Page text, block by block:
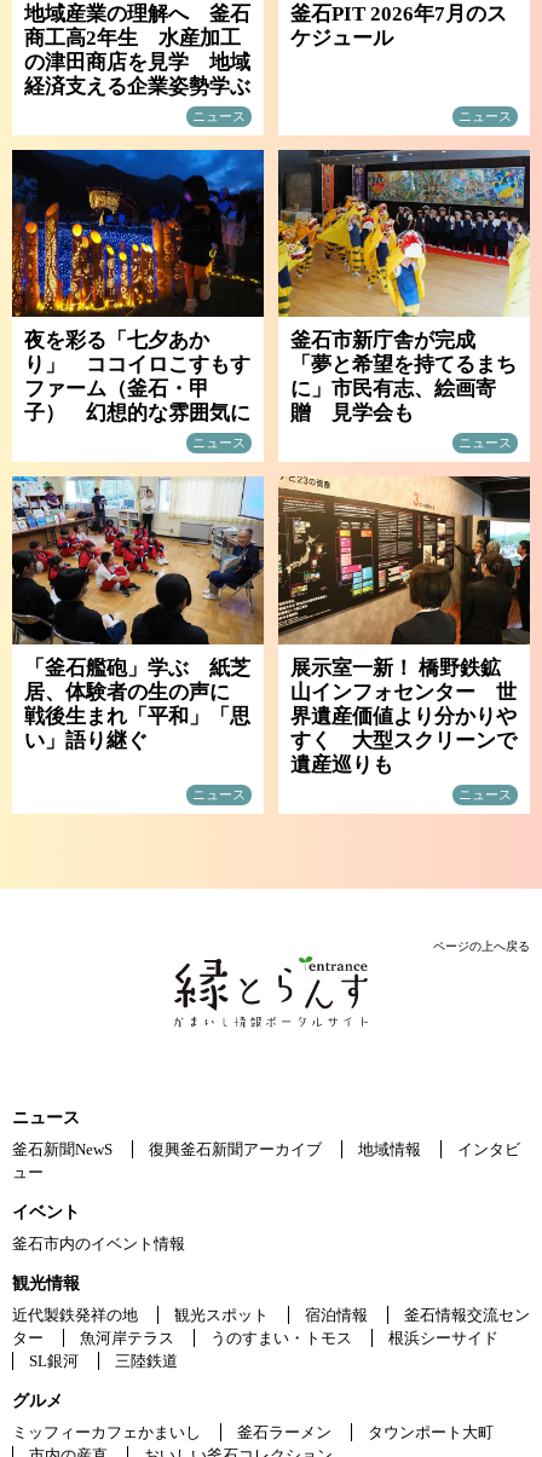
地域産業の理解へ 釜石
商工高2年生 水産加工
の津田商店を見学 地域
経済支える企業姿勢学ぶ
ニュース
釜石PIT 2026年7月のス
ケジュール
ニュース
夜を彩る「七夕あか
り」 ココイロこすもす
ファーム（釜石・甲
子） 幻想的な雰囲気に
ニュース
釜石市新庁舎が完成
「夢と希望を持てるまち
に」市民有志、絵画寄
贈 見学会も
ニュース
「釜石艦砲」学ぶ 紙芝
居、体験者の生の声に
戦後生まれ「平和」「思
い」語り継ぐ
ニュース
展示室一新！ 橋野鉄鉱
山インフォセンター 世
界遺産価値より分かりや
すく 大型スクリーンで
遺産巡りも
ニュース
ページの上へ戻る
ニュース
釜石新聞NewS
復興釜石新聞アーカイブ 地域情報
インタビ
ュー
イベント
釜石市内のイベント情報
観光情報
近代製鉄発祥の地
観光スポット 宿泊情報
釜石情報交流セン
ター
魚河岸テラス うのすまい・トモス
根浜シーサイド
SL銀河
三陸鉄道
グルメ
ミッフィーカフェかまいし
釜石ラーメン
タウンポート大町